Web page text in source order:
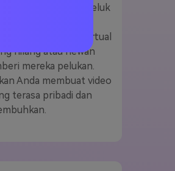
menggunakan alat peluk
yang dikasihi virtual
hilang atau hewan
mereka pelukan.
Anda membuat video
terasa pribadi dan